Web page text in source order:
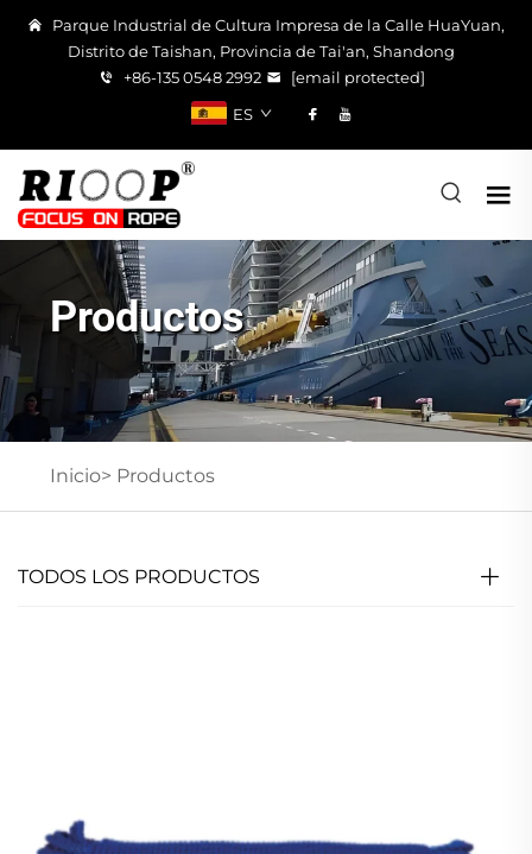
Parque Industrial de Cultura Impresa de la Calle HuaYuan,
Distrito de Taishan, Provincia de Tai'an, Shandong
+86-135 0548 2992
[email protected]
ES
Productos
Inicio> Productos
TODOS LOS PRODUCTOS